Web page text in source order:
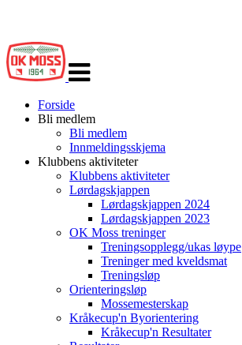
navigasjon
Forside
Bli medlem
Bli medlem
Innmeldingsskjema
Klubbens aktiviteter
Klubbens aktiviteter
Lørdagskjappen
Lørdagskjappen 2024
Lørdagskjappen 2023
OK Moss treninger
Treningsopplegg/ukas løype
Treninger med kveldsmat
Treningsløp
Orienteringsløp
Mossemesterskap
Kråkecup'n Byorientering
Kråkecup'n Resultater